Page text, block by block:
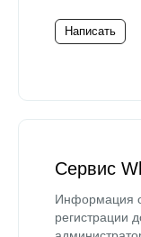
Написать
Сервис
Информация
регистрации